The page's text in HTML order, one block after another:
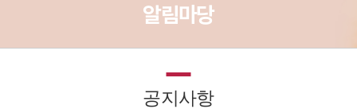
알림마당
공지사항